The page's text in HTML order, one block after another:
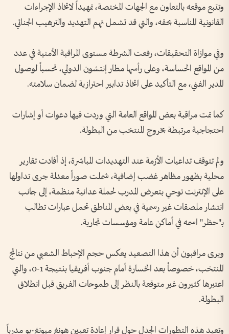
وتتبع موقعه بالتعاون مع الجهات المختصة، تمهيداً لاتخاذ الإجراءات
القانونية المناسبة بحقه، والتي قد تشمل تهم التهديد والترهيب الجنائي.
وفي موازاة التحقيقات، رفعت الشرطة مستوى المراقبة الأمنية في عدد
من المواقع الحساسة، وعلى رأسها مطار إنتشون الدولي، تحسباً لوصول
المدير الفني، مع التأكيد على اتخاذ تدابير احترازية لضمان سلامته.
كما تمت مراقبة بعض المواقع العامة التي وردت فيها دعوات أو إشارات
احتجاجية مرتبطة بخروج المنتخب من البطولة.
ولم تتوقف تداعيات الأزمة عند التهديدات المباشرة، إذ أفادت تقارير
محلية بظهور مظاهر غضب إضافية، شملت صوراً معدلة جرى تداولها
على الإنترنت توحي بتعرض المدرب لحملة عدائية منظمة، إلى جانب
انتشار ملصقات غير رسمية في بعض المناطق تحمل عبارات تطالب
بـ"حظر" اسمه في أماكن عامة ومؤسسات تجارية.
ويرى مراقبون أن هذا التصعيد يعكس حجم الإحباط الشعبي من نتائج
المنتخب، خصوصاً بعد الخسارة أمام جنوب أفريقيا بنتيجة 1-0، والتي
اعتبرها كثيرون غير متوقعة بالنظر إلى طموحات الفريق قبل انطلاق
البطولة.
وتعيد هذه التطورات الجدل حول قرار إعادة تعيين هونغ ميونغ-بو مدرباً